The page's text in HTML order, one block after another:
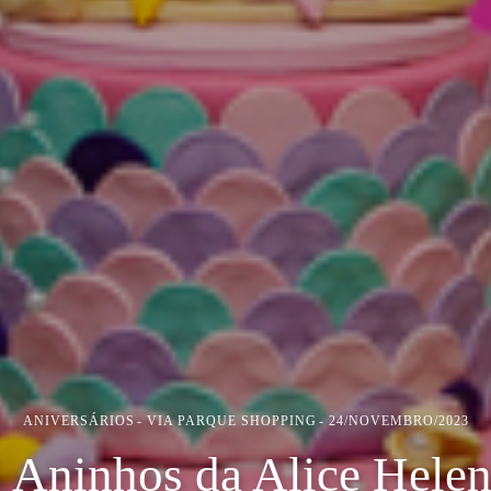
ANIVERSÁRIOS VIA PARQUE SHOPPING 24/NOVEMBRO/2023
Aninhos da Alice